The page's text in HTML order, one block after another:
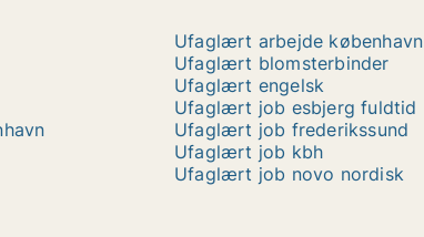
Ufaglært arbejde københavn
Ufaglært blomsterbinder
Ufaglært engelsk
Ufaglært job esbjerg fuldtid
Ufaglært job frederikssund
Ufaglært job kbh
Ufaglært job novo nordisk